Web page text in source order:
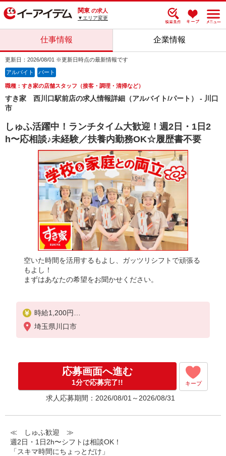
関東 の求人
▼エリア変更
仕事情報 企業情報
更新日：2026/08/01 ※更新日時点の最新情報です
アルバイト パート
職種：すき家の店舗スタッフ（接客・調理・清掃など）
すき家 西川口駅前店の求人情報詳細（アルバイト/パート） - 川口
市
しゅふ活躍中！ランチタイム大歓迎！週2日・1日2
h〜応相談♪未経験／扶養内勤務OK☆履歴書不要
空いた時間を活用するもよし、ガッツリシフトで頑張る
もよし！
まずはあなたの希望をお聞かせください。
時給1,200円
※22:00〜翌5:00：時給1,500円
※高校生時給1,150円
埼玉県川口市
応募画面へ進む
1分で応募完了!! キープ
求人応募期間：2026/08/01～2026/08/31
≪ しゅふ歓迎 ≫
週2日・1日2h〜シフトは相談OK！
「スキマ時間にちょっとだけ」